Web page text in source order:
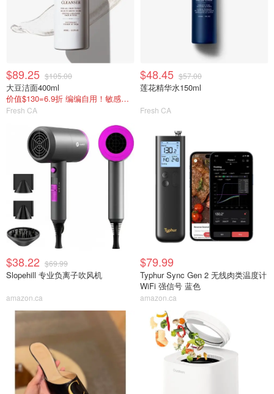
$89.25 $105.00
大豆洁面400ml
价值$130=6.9折 编编自用！敏感肌放心冲
Fresh CA
$48.45 $57.00
莲花精华水150ml
Fresh CA
$38.22 $69.99
Slopehill 专业负离子吹风机
amazon.ca
$79.99
Typhur Sync Gen 2 无线肉类温度计
WiFi 强信号 蓝色
amazon.ca